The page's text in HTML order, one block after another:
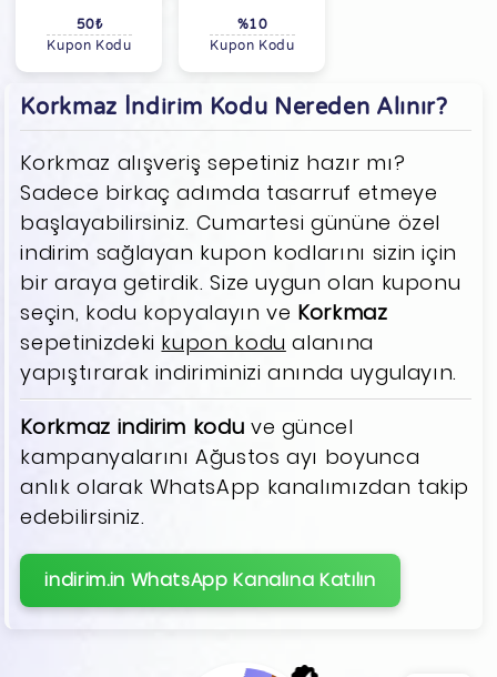
50₺
Kupon Kodu
%10
Kupon Kodu
Korkmaz İndirim Kodu Nereden Alınır?
Korkmaz alışveriş sepetiniz hazır mı?
Sadece birkaç adımda tasarruf etmeye
başlayabilirsiniz. Cumartesi gününe özel
indirim sağlayan kupon kodlarını sizin için
bir araya getirdik. Size uygun olan kuponu
seçin, kodu kopyalayın ve Korkmaz
sepetinizdeki kupon kodu alanına
yapıştırarak indiriminizi anında uygulayın.
Korkmaz indirim kodu ve güncel
kampanyalarını Ağustos ayı boyunca
anlık olarak WhatsApp kanalımızdan takip
edebilirsiniz.
indirim.in WhatsApp Kanalına Katılın